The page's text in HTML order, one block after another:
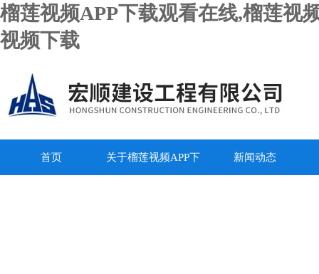
榴莲视频APP下载观看在线,榴莲视
视频下载
首页 关于榴莲视频APP下 新闻动态